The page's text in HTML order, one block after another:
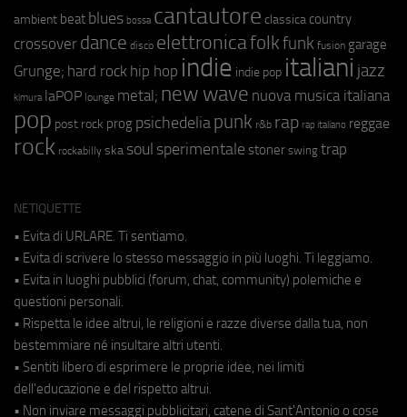
ambient beat blues bossa cantautore classica country
crossover dance disco elettronicafolkfunk fusion garage
Grunge; hard rock hip hop indie indie pop italiani jazz
kimura laPOP lounge metal; new wave nuova musica italiana
pop post rock prog psichedeliapunk r&b rap rap italiano reggae
rock rockabilly ska soul sperimentale stoner swing trap
NETIQUETTE
• Evita di URLARE. Ti sentiamo.
• Evita di scrivere lo stesso messaggio in più luoghi. Ti leggiamo.
• Evita in luoghi pubblici (forum, chat, community) polemiche e
questioni personali.
• Rispetta le idee altrui, le religioni e razze diverse dalla tua, non
bestemmiare né insultare altri utenti.
• Sentiti libero di esprimere le proprie idee, nei limiti
dell'educazione e del rispetto altrui.
• Non inviare messaggi pubblicitari, catene di Sant'Antonio o cose